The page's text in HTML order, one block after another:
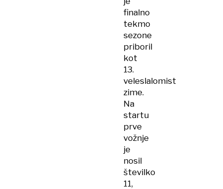
finalno
tekmo
sezone
priboril
kot
13.
veleslalomist
zime.
Na
startu
prve
vožnje
je
nosil
številko
11,